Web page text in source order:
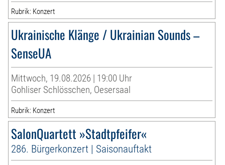
Rubrik: Konzert
Ukrainische Klänge / Ukrainian Sounds –
SenseUA
Mittwoch, 19.08.2026 | 19:00 Uhr
Gohliser Schlösschen, Oesersaal
Rubrik: Konzert
SalonQuartett »Stadtpfeifer«
286. Bürgerkonzert | Saisonauftakt